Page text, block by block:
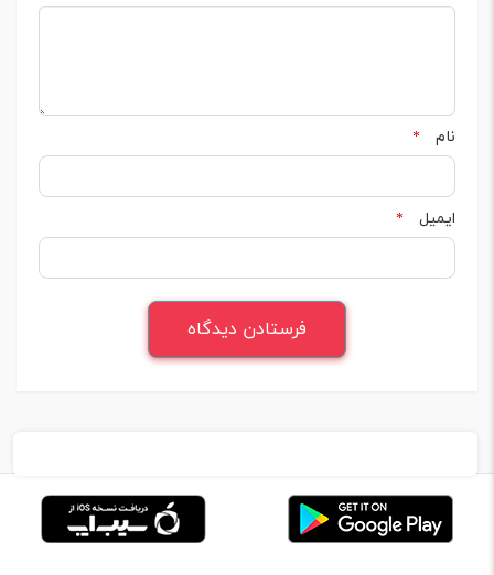
نام *
ایمیل *